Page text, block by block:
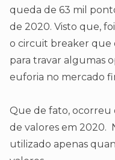
queda de 63 mil
de 2020. Visto que,
o circuit breaker que
para travar algumas
euforia no mercado
Que de fato, ocorreu
de valores em 2020.
utilizado apenas